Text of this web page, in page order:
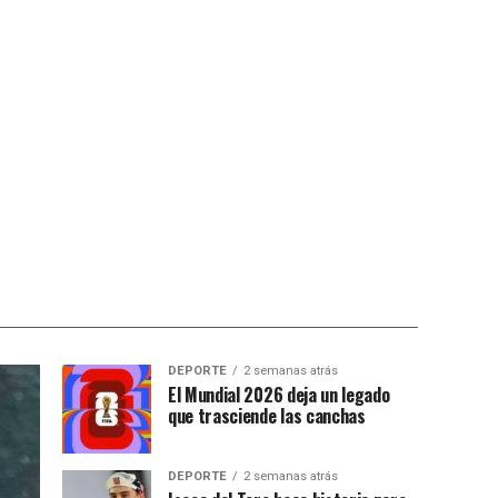
DEPORTE 2 semanas atrás
El Mundial 2026 deja un legado
que trasciende las canchas
DEPORTE 2 semanas atrás